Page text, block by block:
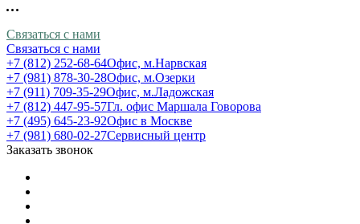
Связаться с нами
Связаться с нами
+7 (812) 252-68-64Офис, м.Нарвская
+7 (981) 878-30-28Офис, м.Озерки
+7 (911) 709-35-29Офис, м.Ладожская
+7 (812) 447-95-57Гл. офис Маршала Говорова
+7 (495) 645-23-92Офис в Москве
+7 (981) 680-02-27Сервисный центр
Заказать звонок